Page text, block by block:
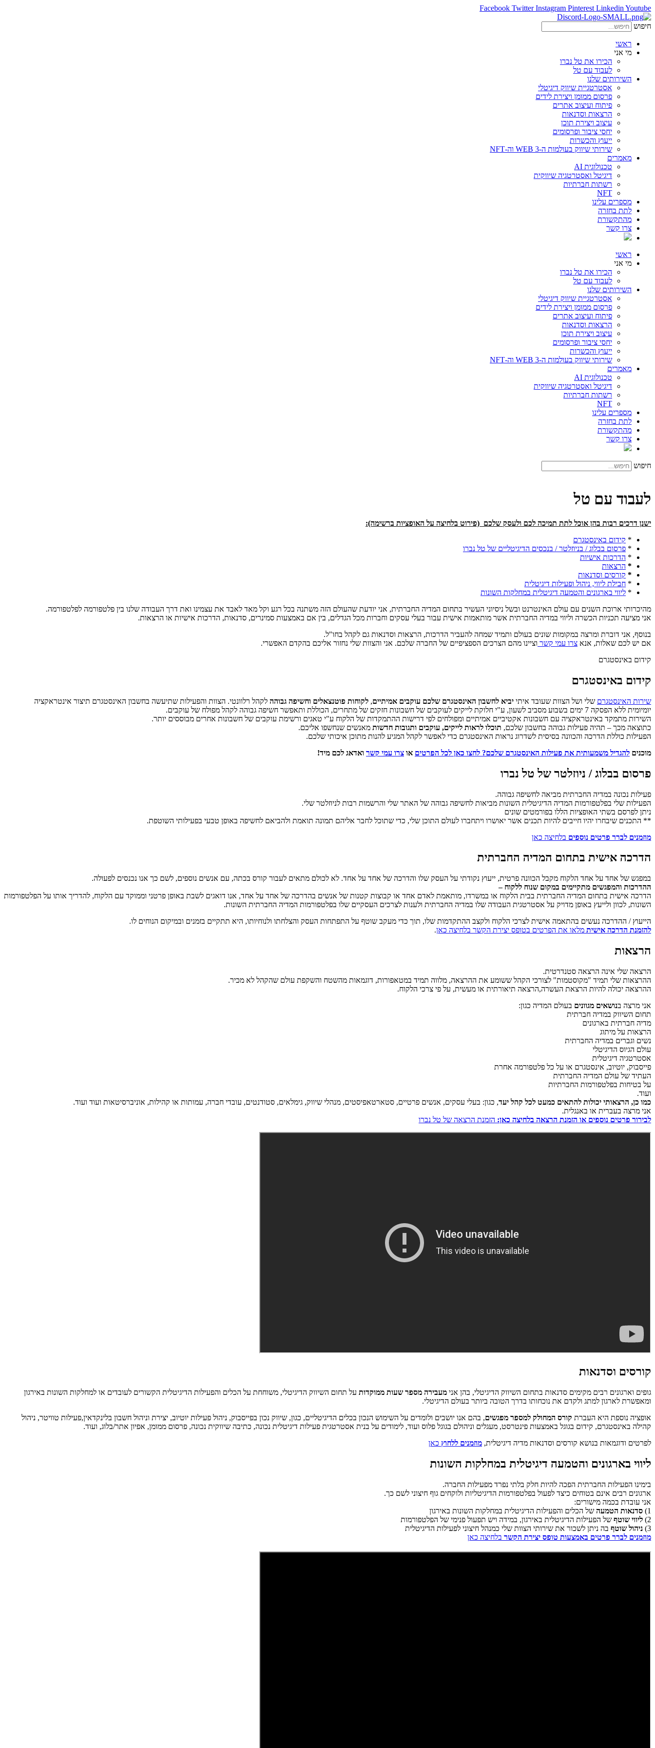
Facebook Twitter Instagram Pinterest Linkedin Youtube
חיפוש
ראשי
מי אני
הכירו את טל נברו
לעבוד עם טל
השירותים שלנו
אסטרטגיית שיווק דיגיטלי
פרסום ממומן ויצירת לידים
פיתוח ועיצוב אתרים
הרצאות וסדנאות
עיצוב ויצירת תוכן
יחסי ציבור ופרסומים
ייעוץ והכשרות
שירותי שיווק בעולמות ה-WEB 3 וה-NFT
מאמרים
טכנולוגית AI
דיגיטל ואסטרטגיה שיווקית
רשתות חברתיות
NFT
מספרים עלינו
לתת בחזרה
מהתקשורת
צרו קשר
ראשי
מי אני
הכירו את טל נברו
לעבוד עם טל
השירותים שלנו
אסטרטגיית שיווק דיגיטלי
פרסום ממומן ויצירת לידים
פיתוח ועיצוב אתרים
הרצאות וסדנאות
עיצוב ויצירת תוכן
יחסי ציבור ופרסומים
ייעוץ והכשרות
שירותי שיווק בעולמות ה-WEB 3 וה-NFT
מאמרים
טכנולוגית AI
דיגיטל ואסטרטגיה שיווקית
רשתות חברתיות
NFT
מספרים עלינו
לתת בחזרה
מהתקשורת
צרו קשר
חיפוש
לעבוד עם טל
ישנן דרכים רבות בהן אוכל לתת תמיכה לכם ולעסק שלכם (פירוט בלחיצה על האופציות ברשימה):
* קידום באינסטגרם
* פרסום בבלוג / בניוזלטר / בנכסים הדיגיטליים של טל נברו
* הדרכות אישיות
* הרצאות
* קורסים וסדנאות
* חבילת ליווי, ניהול ופעילות דיגיטלית
* ליווי בארגונים והטמעה דיגיטלית במחלקות השונות
מהיכרותי ארוכת השנים עם עולם האינטרנט ובשל ניסיוני העשיר בתחום המדיה החברתית, אני יודעת שהעולם הזה משתנה בכל רגע וקל מאד לאבד את עצמינו ואת דרך העבודה שלנו בין פלטפורמה לפלטפורמה.
אני מציעה תכניות הכשרה וליווי במדיה החברתית אשר מותאמות אישית עבור בעלי עסקים וחברות מכל הגדלים, בין אם באמצעות סמינרים, סדנאות, הדרכות אישיות או הרצאות.
בנוסף, אני דוברת ומרצה במקומות שונים בעולם ותמיד שמחה להעביר הדרכות, הרצאות וסדנאות גם לקהל בחו"ל.
אם יש לכם שאלות, אנא צרו עמי קשר וציינו מהם הצרכים הספציפיים של החברה שלכם. אני והצוות שלי נחזור אליכם בהקדם האפשרי.
קידום באינסטגרם
קידום באינסטגרם
שירות האינסטגרם שלי ושל הצוות שעובד איתי יביא לחשבון האינסטגרם שלכם עוקבים אמיתיים, לקוחות פוטנצאלים וחשיפה גבוהה לקהל רלוונטי. הצוות והפעילות שתיעשה בחשבון האינסטגרם תיצור אינטראקציה
יומיומית ללא הפסקה 7 ימים בשבוע מסביב לשעון, ע"י חלוקת לייקים לעוקבים של חשבונות חזקים של מתחרים, הכוללת ותאפשר חשיפה גבוהה לקהל מפולח של עוקבים.
השירות מתמקד באינטראקציה עם חשבונות אקטיביים אמיתיים ומפולחים לפי דרישות ההתמקדות של הלקוח ע"י טאגים ורשימת עוקבים של חשבונות אחרים מבוססים יותר.
כתוצאה מכך – תהיה פעילות גבוהה בחשבון שלכם, תוכלו לראות לייקים, עוקבים ותגובות חדשות מאנשים שנחשפו אליכם.
הפעילות כוללת הדרכה והכוונה בסיסית לשדרוג נראות האינסטגרם כדי לאפשר לקהל המגיע להנות מתוכן איכותי שלכם.
מוכנים להגדיל משמעותית את פעילות האינסטגרם שלכם? לחצו כאן לכל הפרטים או צרו עמי קשר ואדאג לכם מיד!
פרסום בבלוג / ניוזלטר של טל נברו
פעילות נכונה במדיה החברתית מביאה לחשיפה גבוהה.
הפעילות שלי בפלטפורמות המדיה הדיגיטלית השונות מביאות לחשיפה גבוהה של האתר שלי והרשמות רבות לניוזלטר שלי.
ניתן לפרסם בשתי האופציות הללו בפורמטים שונים
** התכנים שיבחרו יהיו חייבים להיות תכנים אשר יאושרו ויתחברו לעולם התוכן שלי, כדי שתוכל לחבר אליהם תמונה תואמת ולהביאם לחשיפה באופן טבעי בפעילותי השוטפת.
מוזמנים לברר פרטים נוספים בלחיצה כאן
הדרכה אישית בתחום המדיה החברתית
במפגש של אחד על אחד הלקוח מקבל הכוונה פרטית, ייעוץ נקודתי על העסק שלו והדרכה של אחד על אחד. לא לכולם מתאים לעבור קורס בכתה, עם אנשים נוספים, לשם כך אנו נכנסים לפעולה.
ההדרכות והמפגשים מתקיימים במקום שנוח ללקוח –
הדרכה אישית בתחום המדיה החברתית בבית הלקוח או במשרדו, מותאמת לאדם אחד או קבוצות קטנות של אנשים בהדרכה של אחד על אחד, אנו דואגים לשבת באופן פרטני וממוקד עם הלקוח, להדריך אותו על הפלטפורמות
השונות, לכוון ולייעץ באופן מדויק על אסטרטגית העבודה שלו במדיה החברתית ולענות לצרכים העסקיים שלו בפלטפורמות המדיה החברתית השונות.
הייעוץ / ההדרכה נעשים בהתאמה אישית לצרכי הלקוח ולקצב ההתקדמות שלו, תוך כדי מעקב שוטף על התפתחות העסק והצלחתו ולנוחיותו, היא תתקיים בזמנים ובמיקום הנוחים לו.
להזמנת הדרכה אישית מלאו את הפרטים בטופס יצירת הקשר בלחיצה כאן.
הרצאות
הרצאה שלי אינה הרצאה סטנדרטית.
ההרצאות שלי תמיד "מקוסטמות" לצורכי הקהל ששומע את ההרצאה, מלווה תמיד במטאפורות, דוגמאות מהשטח והשקפת עולם שהקהל לא מכיר.
ההרצאה יכולה להיות הרצאת העשרה,הרצאה תיאורתית או מעשית, על פי צרכי הלקוח.
אני מרצה בנושאים מגוונים בעולם המדיה כגון:
תחום השיווק במדיה חברתית
מדיה חברתית בארגונים
הרצאות על מיתוג
נשים וגברים במדיה החברתית
עולם הגיוס הדיגיטלי
אסטרטגיה דיגיטלית
פייסבוק, יוטיוב, אינסטגרם או על כל פלטפורמה אחרת
העתיד של עולם המדיה החברתית
על בטיחות בפלטפורמות החברתיות
ועוד.
כמו כן, הרצאותי יכולות להתאים כמעט לכל קהל יעד, כגון: בעלי עסקים, אנשים פרטיים, סטארטאפיסטים, מנהלי שיווק, גימלאים, סטודנטים, עובדי חברה, עמותות או קהילות, אוניברסיטאות ועוד ועוד.
אני מרצה בעברית או באנגלית.
לבירור פרטים נוספים או הזמנת הרצאה בלחיצה כאן: הזמנת הרצאה של טל נברו
קורסים וסדנאות
גופים וארגונים רבים מקימים סדנאות בתחום השיווק הדיגיטלי, בהן אני מעבירה מספר שעות ממוקדות על תחום השיווק הדיגיטלי, משוחחת על הכלים והפעילות הדיגיטלית הקשורים לעובדים או למחלקות השונות באירגון
ומאפשרת לארגון למתג ולקדם את נוכחותו בדרך הטובה ביותר בעולם הדיגיטלי.
אופציה נוספת היא העברת קורס המחולק למספר מפגשים, בהם אנו יושבים ולומדים על השימוש הנכון בכלים הדיגיטליים, כגון, שיווק נכון בפייסבוק, ניהול פעילות יוטיוב, יצירת וניהול חשבון בלינקדאין,פעילות טוויטר, ניהול
קהילה באינסטגרם, קידום בגוגל באמצעות פינטרסט, מעגלים וניהולם בגוגל פלוס ועוד, לימודים על בנית אסטרטגית פעילות דיגיטלית נכונה, כתיבה שיווקית נכונה, פרסום ממומן, אפיון אתר/בלוג, ועוד.
לפרטים ודוגמאות בנושא קורסים וסדנאות מדיה דיגיטלית, מוזמנים ללחוץ כאן
ליווי בארגונים והטמעה דיגיטלית במחלקות השונות
בימינו הפעילות החברתית הפכה להיות חלק בלתי נפרד מפעילות החברה.
ארגונים רבים אינם בטוחים כיצד לפעול בפלטפורמות הדיגיטליות ולוקחים גוף חיצוני לשם כך.
אני עובדת בכמה מישורים:
1) סדנאות הטמעה של הכלים והפעילות הדיגיטלית במחלקות השונות באירגון
2) ליווי שוטף של הפעילות הדיגיטלית באירגון, במידה ויש תפעול פנימי של הפלטפורמות
3) ניהול שוטף בה ניתן לשכור את שירותי הצוות שלי כמנהל חיצוני לפעילות הדיגיטלית
מוזמנים לברר פרטים באמצעות טופס יצירת הקשר בלחיצה כאן